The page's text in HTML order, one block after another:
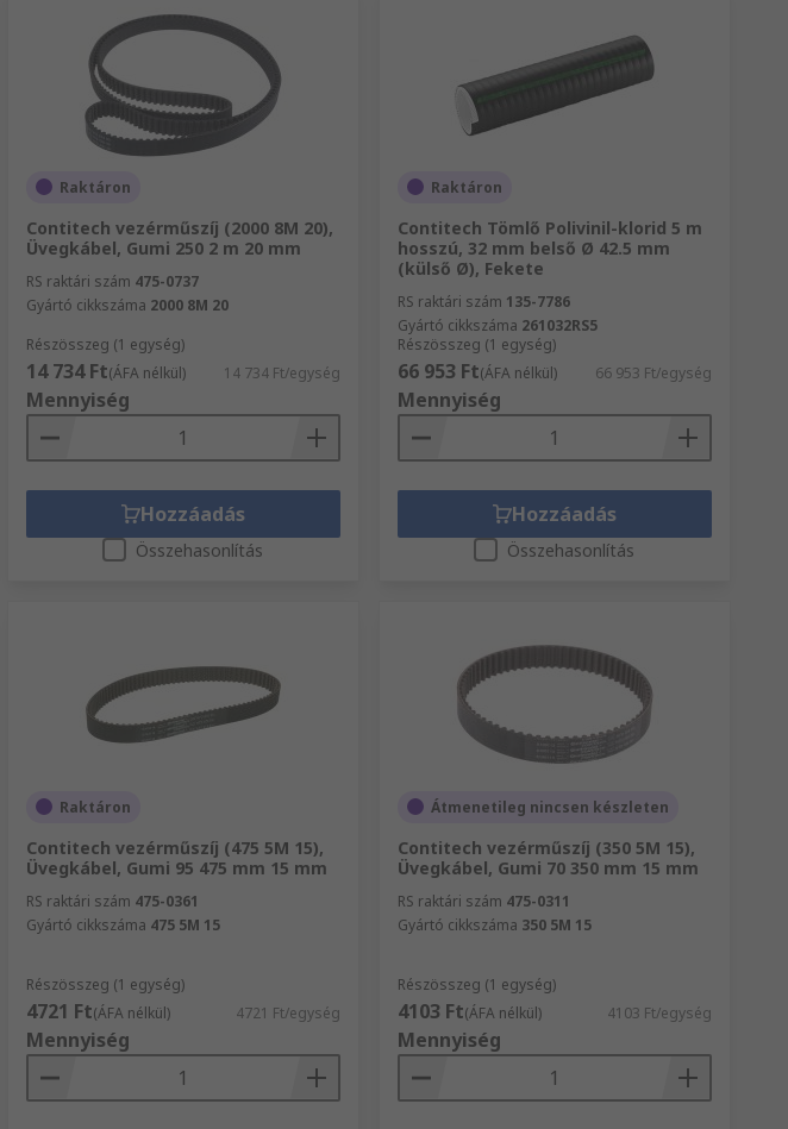
Raktáron
Contitech vezérműszíj (2000 8M 20),
Üvegkábel, Gumi 250 2 m 20 mm
RS raktári szám 475-0737
Gyártó cikkszáma 2000 8M 20
Részösszeg (1 egység)
14 734 Ft(ÁFA nélkül) 14 734 Ft/egység
Mennyiség
Hozzáadás
Összehasonlítás
Raktáron
Contitech Tömlő Polivinil-klorid 5 m
hosszú, 32 mm belső Ø 42.5 mm
(külső Ø), Fekete
RS raktári szám 135-7786
Gyártó cikkszáma 261032RS5
Részösszeg (1 egység)
66 953 Ft(ÁFA nélkül) 66 953 Ft/egység
Mennyiség
Hozzáadás
Összehasonlítás
Raktáron
Contitech vezérműszíj (475 5M 15),
Üvegkábel, Gumi 95 475 mm 15 mm
RS raktári szám 475-0361
Gyártó cikkszáma 475 5M 15
Részösszeg (1 egység)
4721 Ft(ÁFA nélkül) 4721 Ft/egység
Mennyiség
Átmenetileg nincsen készleten
Contitech vezérműszíj (350 5M 15),
Üvegkábel, Gumi 70 350 mm 15 mm
RS raktári szám 475-0311
Gyártó cikkszáma 350 5M 15
Részösszeg (1 egység)
4103 Ft(ÁFA nélkül) 4103 Ft/egység
Mennyiség